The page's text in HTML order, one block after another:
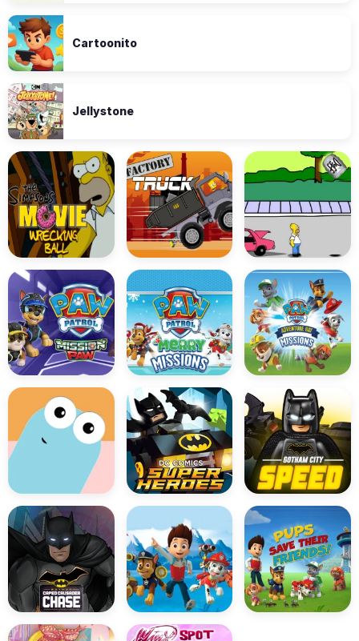
Cartoonito
Jellystone